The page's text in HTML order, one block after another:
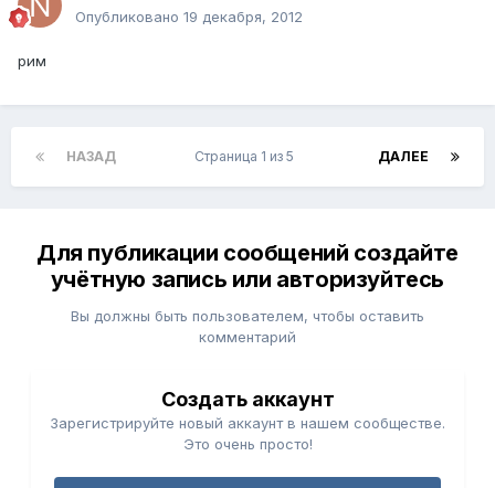
Опубликовано 19 декабря, 2012
рим
НАЗАД ДАЛЕЕ
Страница 1 из 5
Для публикации сообщений создайте
учётную запись или авторизуйтесь
Вы должны быть пользователем, чтобы оставить
комментарий
Создать аккаунт
Зарегистрируйте новый аккаунт в нашем сообществе.
Это очень просто!